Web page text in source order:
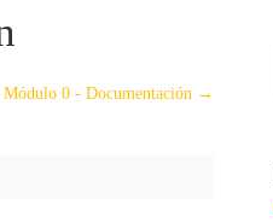
0 - Documentación